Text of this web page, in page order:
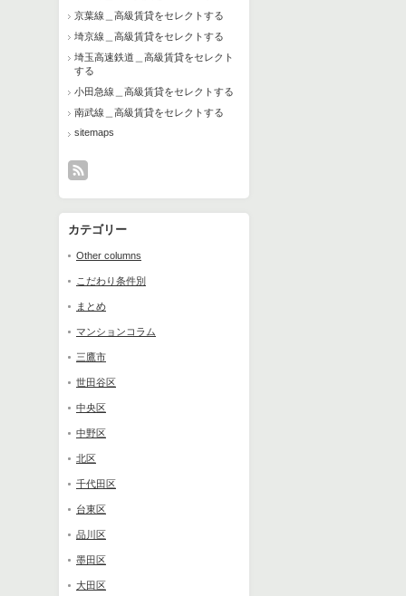
京葉線＿高級賃貸をセレクトする
埼京線＿高級賃貸をセレクトする
埼玉高速鉄道＿高級賃貸をセレクト
する
小田急線＿高級賃貸をセレクトする
南武線＿高級賃貸をセレクトする
sitemaps
カテゴリー
Other columns
こだわり条件別
まとめ
マンションコラム
三鷹市
世田谷区
中央区
中野区
北区
千代田区
台東区
品川区
墨田区
大田区